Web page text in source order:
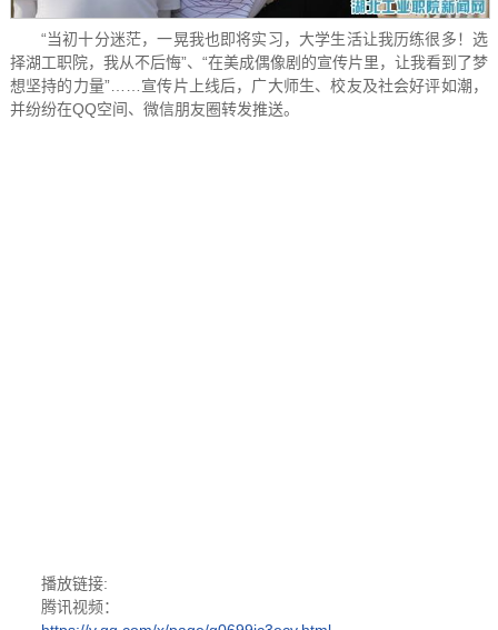
“当初十分迷茫，一晃我也即将实习，大学生活让我历练很多！选
择湖工职院，我从不后悔”、“在美成偶像剧的宣传片里，让我看到了梦
想坚持的力量”……宣传片上线后，广大师生、校友及社会好评如潮，
并纷纷在QQ空间、微信朋友圈转发推送。
播放链接:
腾讯视频：